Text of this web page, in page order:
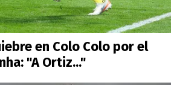
en Colo Colo por el
"A Ortiz..."